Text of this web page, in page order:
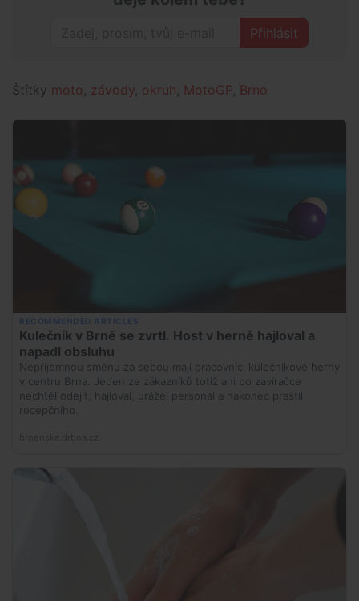
Přihlásit
Štítky moto , závody, okruh, MotoGP, Brno